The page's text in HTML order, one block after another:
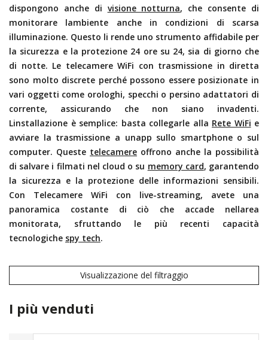
dispongono anche di visione notturna, che consente di
monitorare lambiente anche in condizioni di scarsa
illuminazione. Questo li rende uno strumento affidabile per
la sicurezza e la protezione 24 ore su 24, sia di giorno che
di notte. Le telecamere WiFi con trasmissione in diretta
sono molto discrete perché possono essere posizionate in
vari oggetti come orologhi, specchi o persino adattatori di
corrente, assicurando che non siano invadenti.
Linstallazione è semplice: basta collegarle alla Rete WiFi e
avviare la trasmissione a unapp sullo smartphone o sul
computer. Queste telecamere offrono anche la possibilità
di salvare i filmati nel cloud o su memory card, garantendo
la sicurezza e la protezione delle informazioni sensibili.
Con Telecamere WiFi con live-streaming, avete una
panoramica costante di ciò che accade nellarea
monitorata, sfruttando le più recenti capacità
tecnologiche spy tech.
Visualizzazione del filtraggio
I più venduti